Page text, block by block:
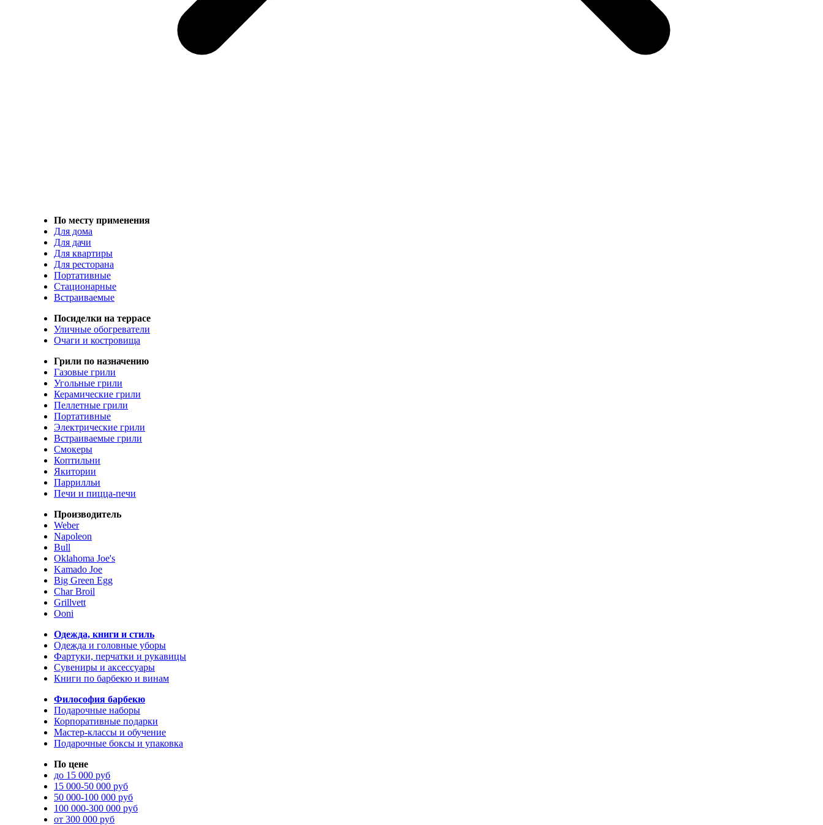
По месту применения
Для дома
Для дачи
Для квартиры
Для ресторана
Портативные
Стационарные
Встраиваемые
Посиделки на террасе
Уличные обогреватели
Очаги и костровища
Грили по назначению
Газовые грили
Угольные грили
Керамические грили
Пеллетные грили
Портативные
Электрические грили
Встраиваемые грили
Смокеры
Коптильни
Якитории
Паррилльи
Печи и пицца-печи
Производитель
Weber
Napoleon
Bull
Oklahoma Joe's
Kamado Joe
Big Green Egg
Char Broil
Grillvett
Ooni
Одежда, книги и стиль
Одежда и головные уборы
Фартуки, перчатки и рукавицы
Сувениры и аксессуары
Книги по барбекю и винам
Философия барбекю
Подарочные наборы
Корпоративные подарки
Мастер-классы и обучение
Подарочные боксы и упаковка
По цене
до 15 000 руб
15 000-50 000 руб
50 000-100 000 руб
100 000-300 000 руб
от 300 000 руб